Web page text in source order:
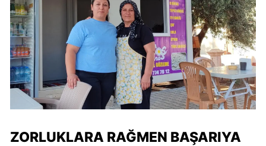
ZORLUKLARA RAĞMEN BAŞARIYA